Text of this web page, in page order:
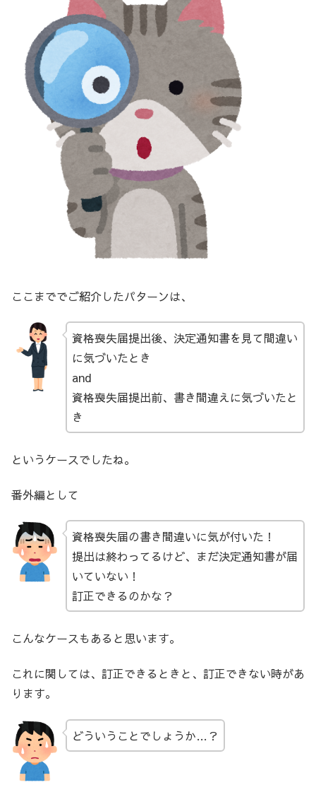
ここまででご紹介したパターンは、
資格喪失届提出後、決定通知書を見て間違い
に気づいたとき
and
資格喪失届提出前、書き間違えに気づいたと
き
というケースでしたね。
番外編として
資格喪失届の書き間違いに気が付いた！
提出は終わってるけど、まだ決定通知書が届
いていない！
訂正できるのかな？
こんなケースもあると思います。
これに関しては、訂正できるときと、訂正できない時があ
ります。
どういうことでしょうか…？